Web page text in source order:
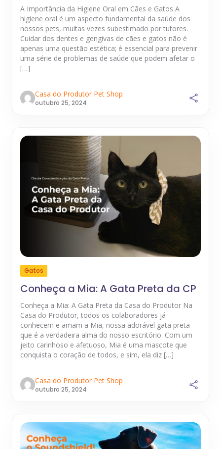
A Importância da Higiene Oral em Cães e Gatos A
higiene oral é um aspecto fundamental da saúde dos
nossos pets, muitas vezes subestimado por tutores.
Cuidar dos dentes e gengivas de cães e gatos não é
apenas uma questão estética; é essencial para prevenir
uma série de problemas de saúde que podem afetar o
[…]
Casa do Produtor Pet Shop
outubro 25, 2024
Gatos
Conheça a Mia: A Gata Preta da CP
Conheça a Mia: A Gata Preta da Casa do Produtor Na
Casa do Produtor, todos os colaboradores já
conhecem e amam a Mia, nossa adorável gata preta
que é a verdadeira alma do nosso escritório. Com um
jeito carinhoso e afetuoso, Mia é uma mascote que
conquista o coração de todos, e sim, ela diz […]
Casa do Produtor Pet Shop
outubro 25, 2024